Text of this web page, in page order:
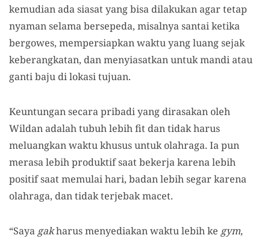
kemudian ada siasat yang bisa dilakukan agar tetap
nyaman selama bersepeda, misalnya santai ketika
bergowes, mempersiapkan waktu yang luang sejak
keberangkatan, dan menyiasatkan untuk mandi atau
ganti baju di lokasi tujuan.
Keuntungan secara pribadi yang dirasakan oleh
Wildan adalah tubuh lebih fit dan tidak harus
meluangkan waktu khusus untuk olahraga. Ia pun
merasa lebih produktif saat bekerja karena lebih
positif saat memulai hari, badan lebih segar karena
olahraga, dan tidak terjebak macet.
“Saya gakharus menyediakan waktu lebih ke gym,